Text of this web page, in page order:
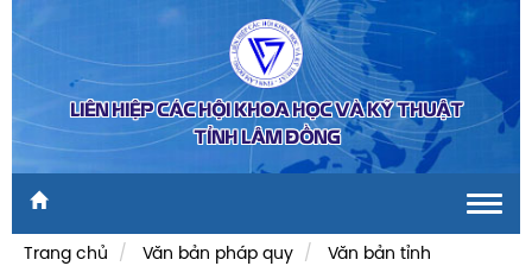
LIÊN HIỆP CÁC HỘI KHOA HỌC VÀ KỸ THUẬT
TỈNH LÂM ĐỒNG
Trang chủ
Văn bản pháp quy Văn bản tỉnh